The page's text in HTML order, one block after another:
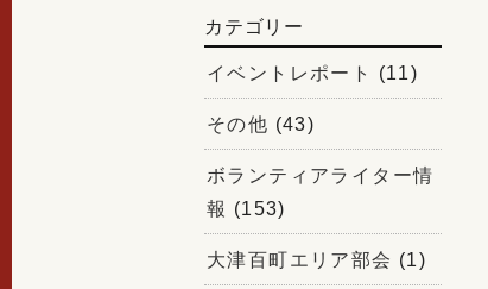
カテゴリー
イベントレポート (11)
その他 (43)
ボランティアライター情
報 (153)
大津百町エリア部会 (1)